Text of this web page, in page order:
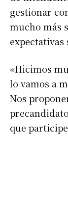
gestionar
mucho más
expectativas
«Hicimos
lo vamos a
Nos
que